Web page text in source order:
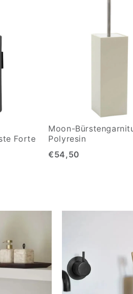
Forte
Moon-
Polyresin
€54,50